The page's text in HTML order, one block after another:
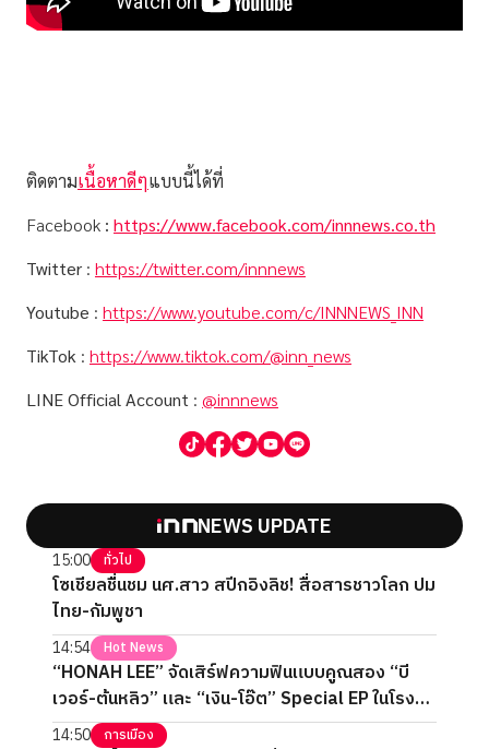
ติดตามเนื้อหาดีๆแบบนี้ได้ที่
Facebook : https://www.facebook.com/innnews.co.th
Twitter : https://twitter.com/innnews
Youtube : https://www.youtube.com/c/INNNEWS_INN
TikTok : https://www.tiktok.com/@inn_news
LINE Official Account : @innnews
NEWS UPDATE
15:00 ทั่วไป
โซเชียลชื่นชม นศ.สาว สปีกอิงลิช! สื่อสารชาวโลก ปม
ไทย-กัมพูชา
14:54 Hot News
“HONAH LEE” จัดเสิร์ฟความฟินแบบคูณสอง “บี
เวอร์-ต้นหลิว” และ “เงิน-โอ๊ต” Special EP ในโรง
ภาพยนตร์ 2 วันเต็ม
14:50 การเมือง